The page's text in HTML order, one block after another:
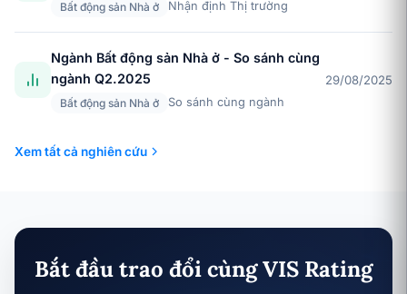
Bất động sản Nhà ở Nhận định Thị trường
Ngành Bất động sản Nhà ở - So sánh cùng
ngành Q2.2025
Bất động sản Nhà ở So sánh cùng ngành
29/08/2025
Xem tất cả nghiên cứu
Bắt đầu trao đổi cùng VIS Rating